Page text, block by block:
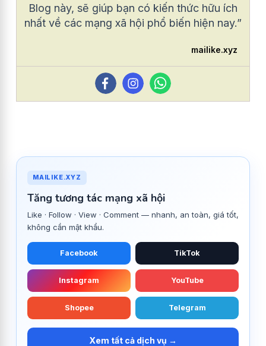
Blog này, sẽ giúp bạn có kiến thức hữu ích
nhất về các mạng xã hội phổ biến hiện nay.”
mailike.xyz
MAILIKE.XYZ
Tăng tương tác mạng xã hội
Like · Follow · View · Comment — nhanh, an toàn, giá tốt,
không cần mật khẩu.
Facebook TikTok
Instagram YouTube
Shopee Telegram
Xem tất cả dịch vụ →